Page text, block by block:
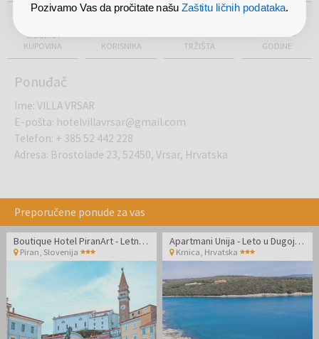
SIGURNA
KUPOVINA
VIŠE OD
KORISNIKA
PRISUTNI NA
TRŽIŠTA
USTANOVLJEN
2012.
GODINE
Ponuđač
Ime: VILLA VRSAR
E-pošta: hotelvillavrsar@gmail.com
Telefon: + 385 52 442 228
Adresa: Brostolade 23, 52450, Vrsar, Hrvatska
Preporučene ponude za vas
Boutique Hotel PiranArt - Letnji odmor u boutique hotelu u Piranu
Piran Slovenija
Apartmani Unija - Leto u Dugoj Uvali
Krnica Hrvatska
Pozivamo Vas da pročitate našuZaštitu ličnih podataka.